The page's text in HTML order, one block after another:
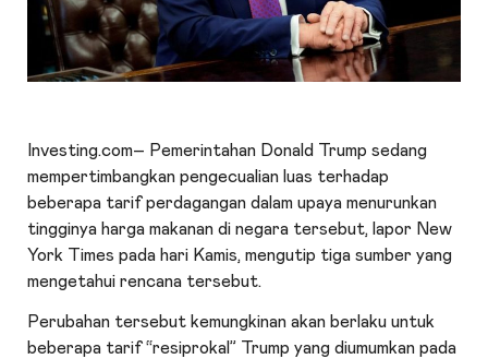
Investing.com– Pemerintahan Donald Trump sedang
mempertimbangkan pengecualian luas terhadap
beberapa tarif perdagangan dalam upaya menurunkan
tingginya harga makanan di negara tersebut, lapor New
York Times pada hari Kamis, mengutip tiga sumber yang
mengetahui rencana tersebut.
Perubahan tersebut kemungkinan akan berlaku untuk
beberapa tarif “resiprokal” Trump yang diumumkan pada